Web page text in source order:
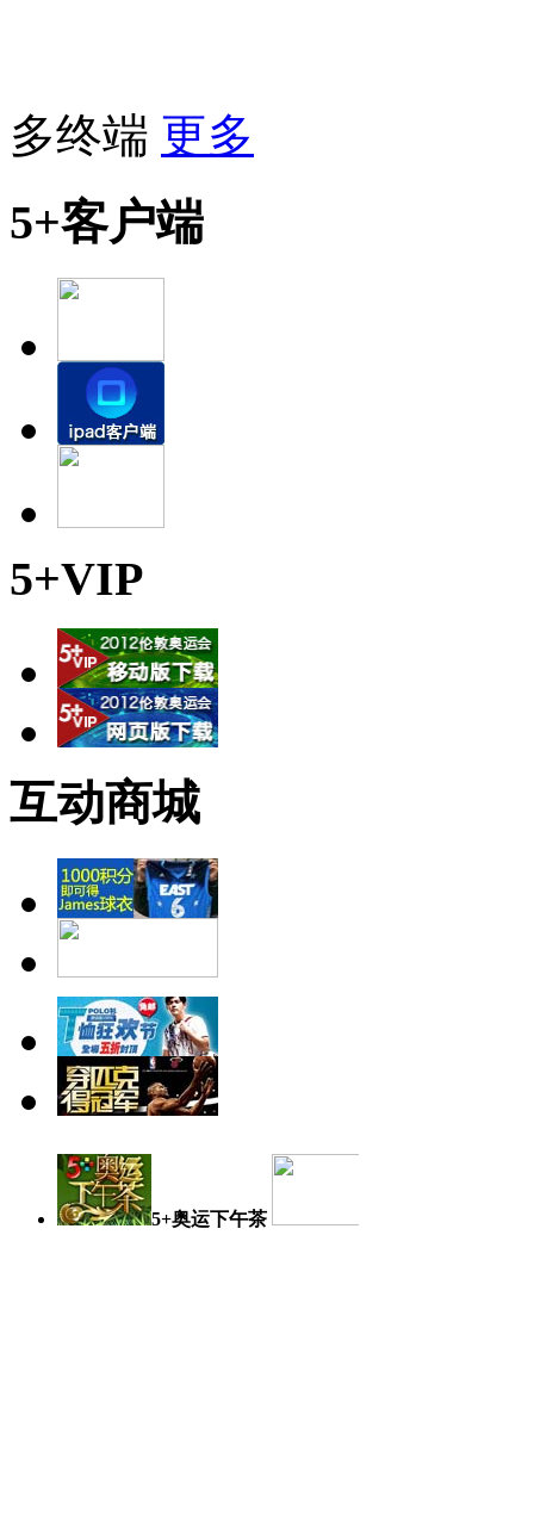
多终端 更多
5+客户端
5+VIP
互动商城
5+奥运下午茶